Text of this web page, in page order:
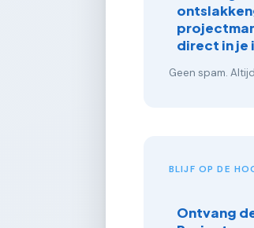
direct in je
Geen spam.
BLIJF OP DE
Ontvang